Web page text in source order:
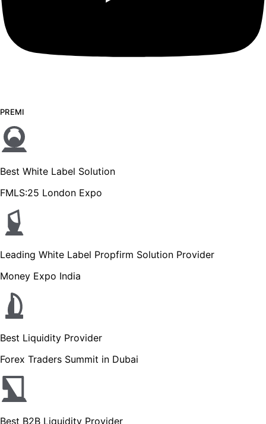
PREMI
Best White Label Solution
FMLS:25 London Expo
Leading White Label Propfirm Solution Provider
Money Expo India
Best Liquidity Provider
Forex Traders Summit in Dubai
Best B2B Liquidity Provider